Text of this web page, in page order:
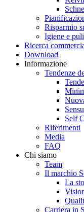
Risparmio
Igiene e
Ricerca
Download
Informazione
Tendenze
Self
Riferimenti
Media
FAQ
Chi siamo
Team
Il marchio
La
Carriera in